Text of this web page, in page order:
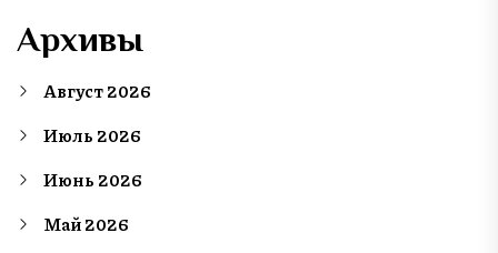
Архивы
Август 2026
Июль 2026
Июнь 2026
Май 2026